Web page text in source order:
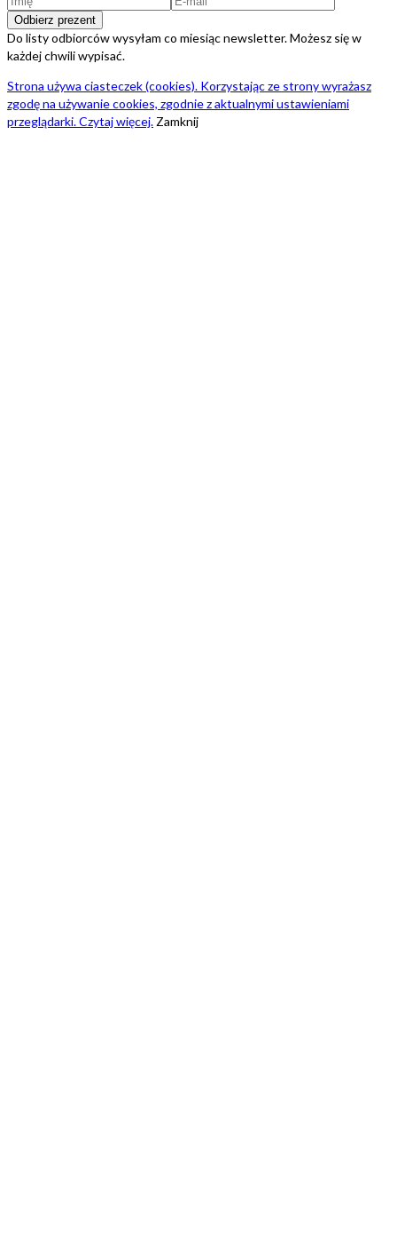
Do listy odbiorców wysyłam co miesiąc newsletter. Możesz się w
każdej chwili wypisać.
Strona używa ciasteczek (cookies). Korzystając ze strony wyrażasz
zgodę na używanie cookies, zgodnie z aktualnymi ustawieniami
przeglądarki. Czytaj więcej. Zamknij